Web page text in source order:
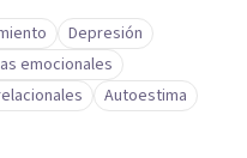
Depresión
emocionales
Autoestima